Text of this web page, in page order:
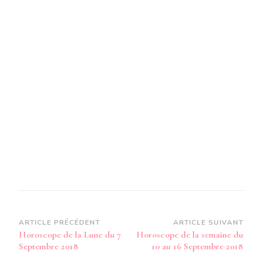
Navigation
d’article
ARTICLE PRÉCÉDENT
Horoscope de la Lune du 7
Septembre 2018
ARTICLE SUIVANT
Horoscope de la semaine du
10 au 16 Septembre 2018